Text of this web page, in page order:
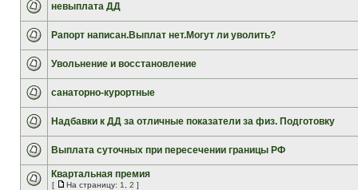
невыплата ДД
Рапорт написан.Выплат нет.Могут ли уволить?
Увольнение и восстановление
санаторно-курортные
Надбавки к ДД за отличные показатели за физ. Подготовку
Выплата суточных при пересечении границы РФ
Квартальная премия
[ На страницу: 1 2 ]